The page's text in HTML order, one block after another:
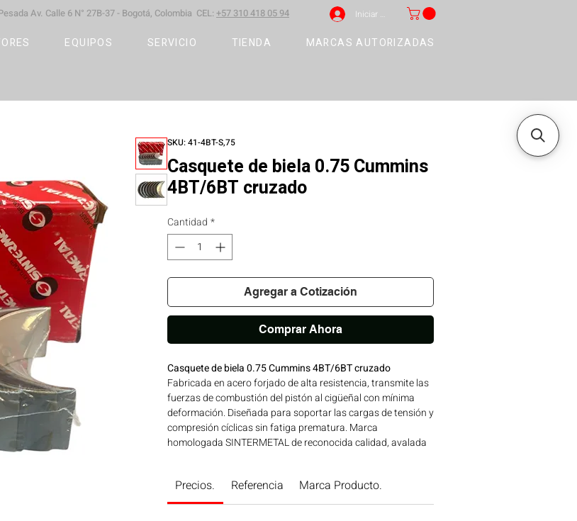
Av. Calle 6 N° 27B-37 - Bogotá, Colombia CEL: +57 310 418 05 94 Iniciar sesión
EQUIPOS SERVICIO TIENDA MARCAS AUTORIZADAS
SKU: 41-4BT-S,75
Casquete de biela 0.75 Cummins
4BT/6BT cruzado
Cantidad *
Agregar a Cotización
Comprar Ahora
Casquete de biela 0.75 Cummins 4BT/6BT cruzado
Fabricada en acero forjado de alta resistencia, transmite las
fuerzas de combustión del pistón al cigüeñal con mínima
deformación. Diseñada para soportar las cargas de tensión y
compresión cíclicas sin fatiga prematura. Marca
homologada SINTERMETAL de reconocida calidad, avalada
en maquinaria agrícola, construcción, minería y generación
de energía disponible en Bogotá, Colombia. Consíguelo
Precios. Referencia Marca Producto.